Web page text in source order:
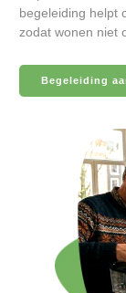
begeleiding helpt
zodat wonen niet
Begeleiding